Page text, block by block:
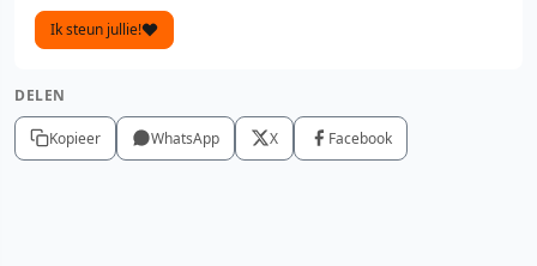
Ik steun jullie!
DELEN
Kopieer WhatsApp X Facebook